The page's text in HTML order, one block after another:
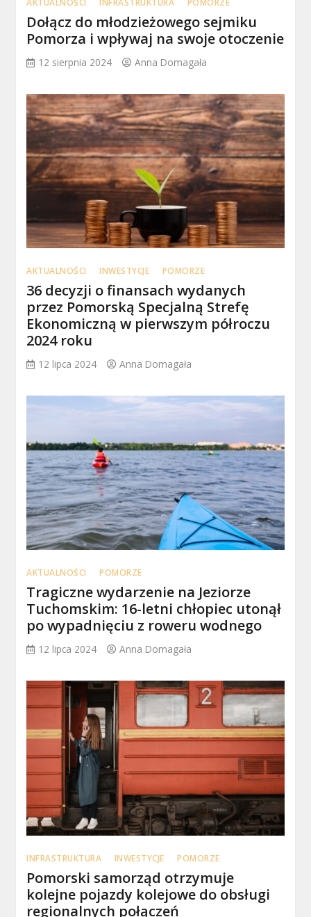
Dołącz do młodzieżowego sejmiku
Pomorza i wpływaj na swoje otoczenie
12 sierpnia 2024 Anna Domagała
AKTUALNOŚCI INWESTYCJE POMORZE
36 decyzji o finansach wydanych
przez Pomorską Specjalną Strefę
Ekonomiczną w pierwszym półroczu
2024 roku
12 lipca 2024 Anna Domagała
AKTUALNOŚCI POMORZE
Tragiczne wydarzenie na Jeziorze
Tuchomskim: 16-letni chłopiec utonął
po wypadnięciu z roweru wodnego
12 lipca 2024 Anna Domagała
INFRASTRUKTURA INWESTYCJE POMORZE
Pomorski samorząd otrzymuje
kolejne pojazdy kolejowe do obsługi
regionalnych połączeń